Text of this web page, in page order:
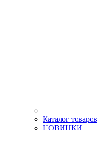
Каталог товаров
НОВИНКИ